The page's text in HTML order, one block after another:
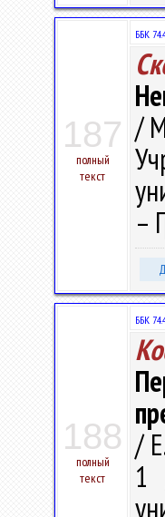
187
полный
текст
ББК
/
–
188
полный
текст
ББК
/
1